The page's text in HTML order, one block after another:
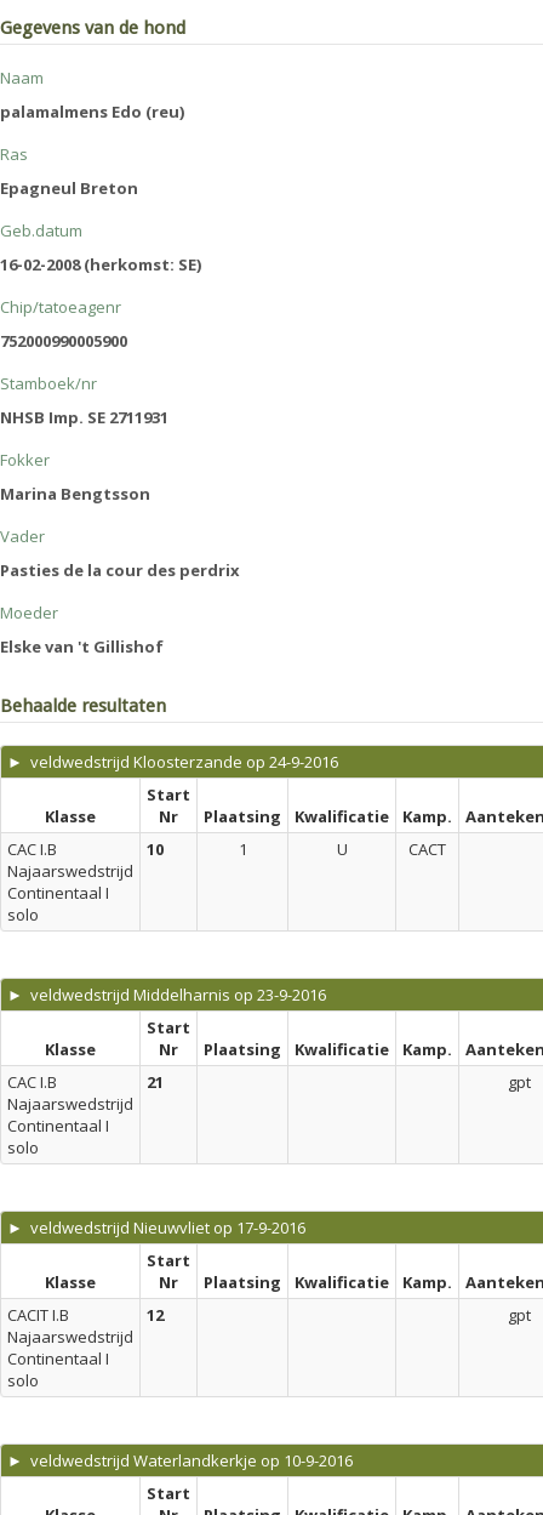
Gegevens van de hond
Naam
palamalmens Edo (reu)
Ras
Epagneul Breton
Geb.datum
16-02-2008 (herkomst: SE)
Chip/tatoeagenr
752000990005900
Stamboek/nr
NHSB Imp. SE 2711931
Fokker
Marina Bengtsson
Vader
Pasties de la cour des perdrix
Moeder
Elske van 't Gillishof
Behaalde resultaten
► veldwedstrijd Kloosterzande op 24-9-2016
Klasse
Start
Nr
Plaatsing Kwalificatie Kamp.
CAC I.B
Najaarswedstrijd
Continentaal I
solo
10 1 U CACT
► veldwedstrijd Middelharnis op 23-9-2016
Klasse
Start
Nr
Plaatsing Kwalificatie Kamp.
CAC I.B
Najaarswedstrijd
Continentaal I
solo
21 gpt
► veldwedstrijd Nieuwvliet op 17-9-2016
Klasse
Start
Nr
Plaatsing Kwalificatie Kamp.
CACIT I.B
Najaarswedstrijd
Continentaal I
solo
12 gpt
► veldwedstrijd Waterlandkerkje op 10-9-2016
Start